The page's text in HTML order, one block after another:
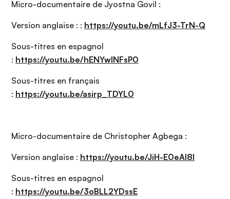
Micro-documentaire de Jyostna Govil :
Version anglaise : : https://youtu.be/mLfJ3-TrN-Q
Sous-titres en espagnol
: https://youtu.be/hENYwINFsP0
Sous-titres en français
: https://youtu.be/asirp_TDYL0
Micro-documentaire de Christopher Agbega :
Version anglaise : https://youtu.be/JiH-E0eAI8I
Sous-titres en espagnol
: https://youtu.be/3oBLL2YDssE